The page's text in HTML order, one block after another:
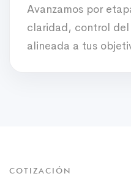
Avanzamos por
claridad, control
alineada a tus
COTIZACIÓN